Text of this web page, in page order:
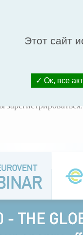
и подчеркнет его
глобальной
как старые
и
вашим
Этот сайт
Ок, все